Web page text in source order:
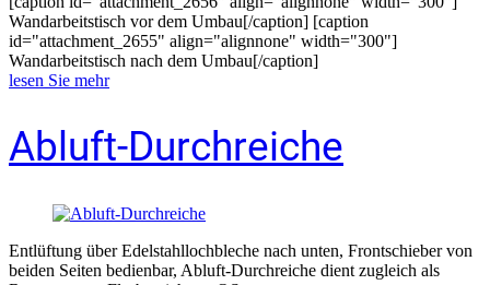
Wandarbeitstisch vor dem Umbau[/caption] [caption
id="attachment_2655" align="alignnone" width="300"]
Wandarbeitstisch nach dem Umbau[/caption]
lesen Sie mehr
Abluft-Durchreiche
Entlüftung über Edelstahllochbleche nach unten, Frontschieber von
beiden Seiten bedienbar, Abluft-Durchreiche dient zugleich als